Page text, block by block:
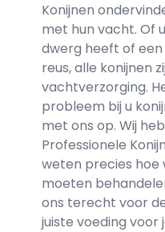
Konijnen
met hun vacht. Of
dwerg heeft of
reus, alle konijnen
vachtverzorging.
probleem bij u
met ons op. Wij
Professionele
weten precies hoe
moeten
ons terecht voor
juiste voeding voor